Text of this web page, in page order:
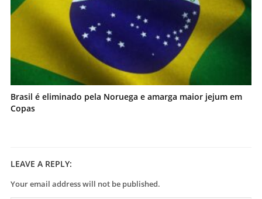
Brasil é eliminado pela Noruega e amarga maior jejum em
Copas
LEAVE A REPLY:
Your email address will not be published.